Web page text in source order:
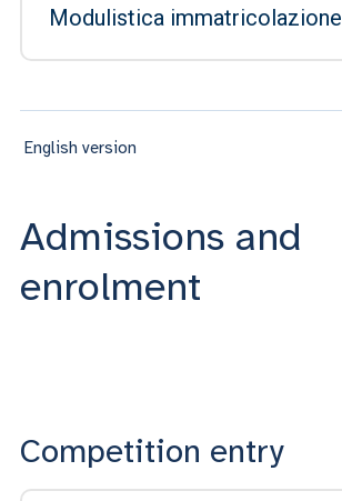
Modulistica immatricolazione
English version
Admissions and
enrolment
Competition entry